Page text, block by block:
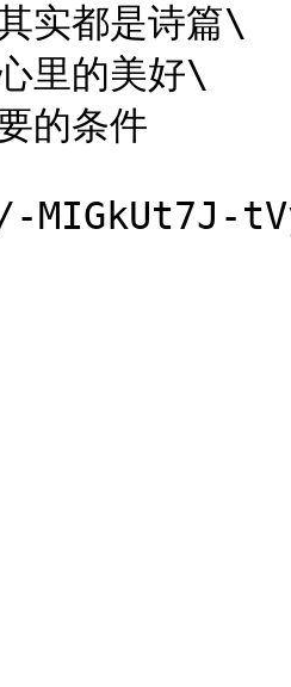
实都是诗篇\
里的美好\
的条件